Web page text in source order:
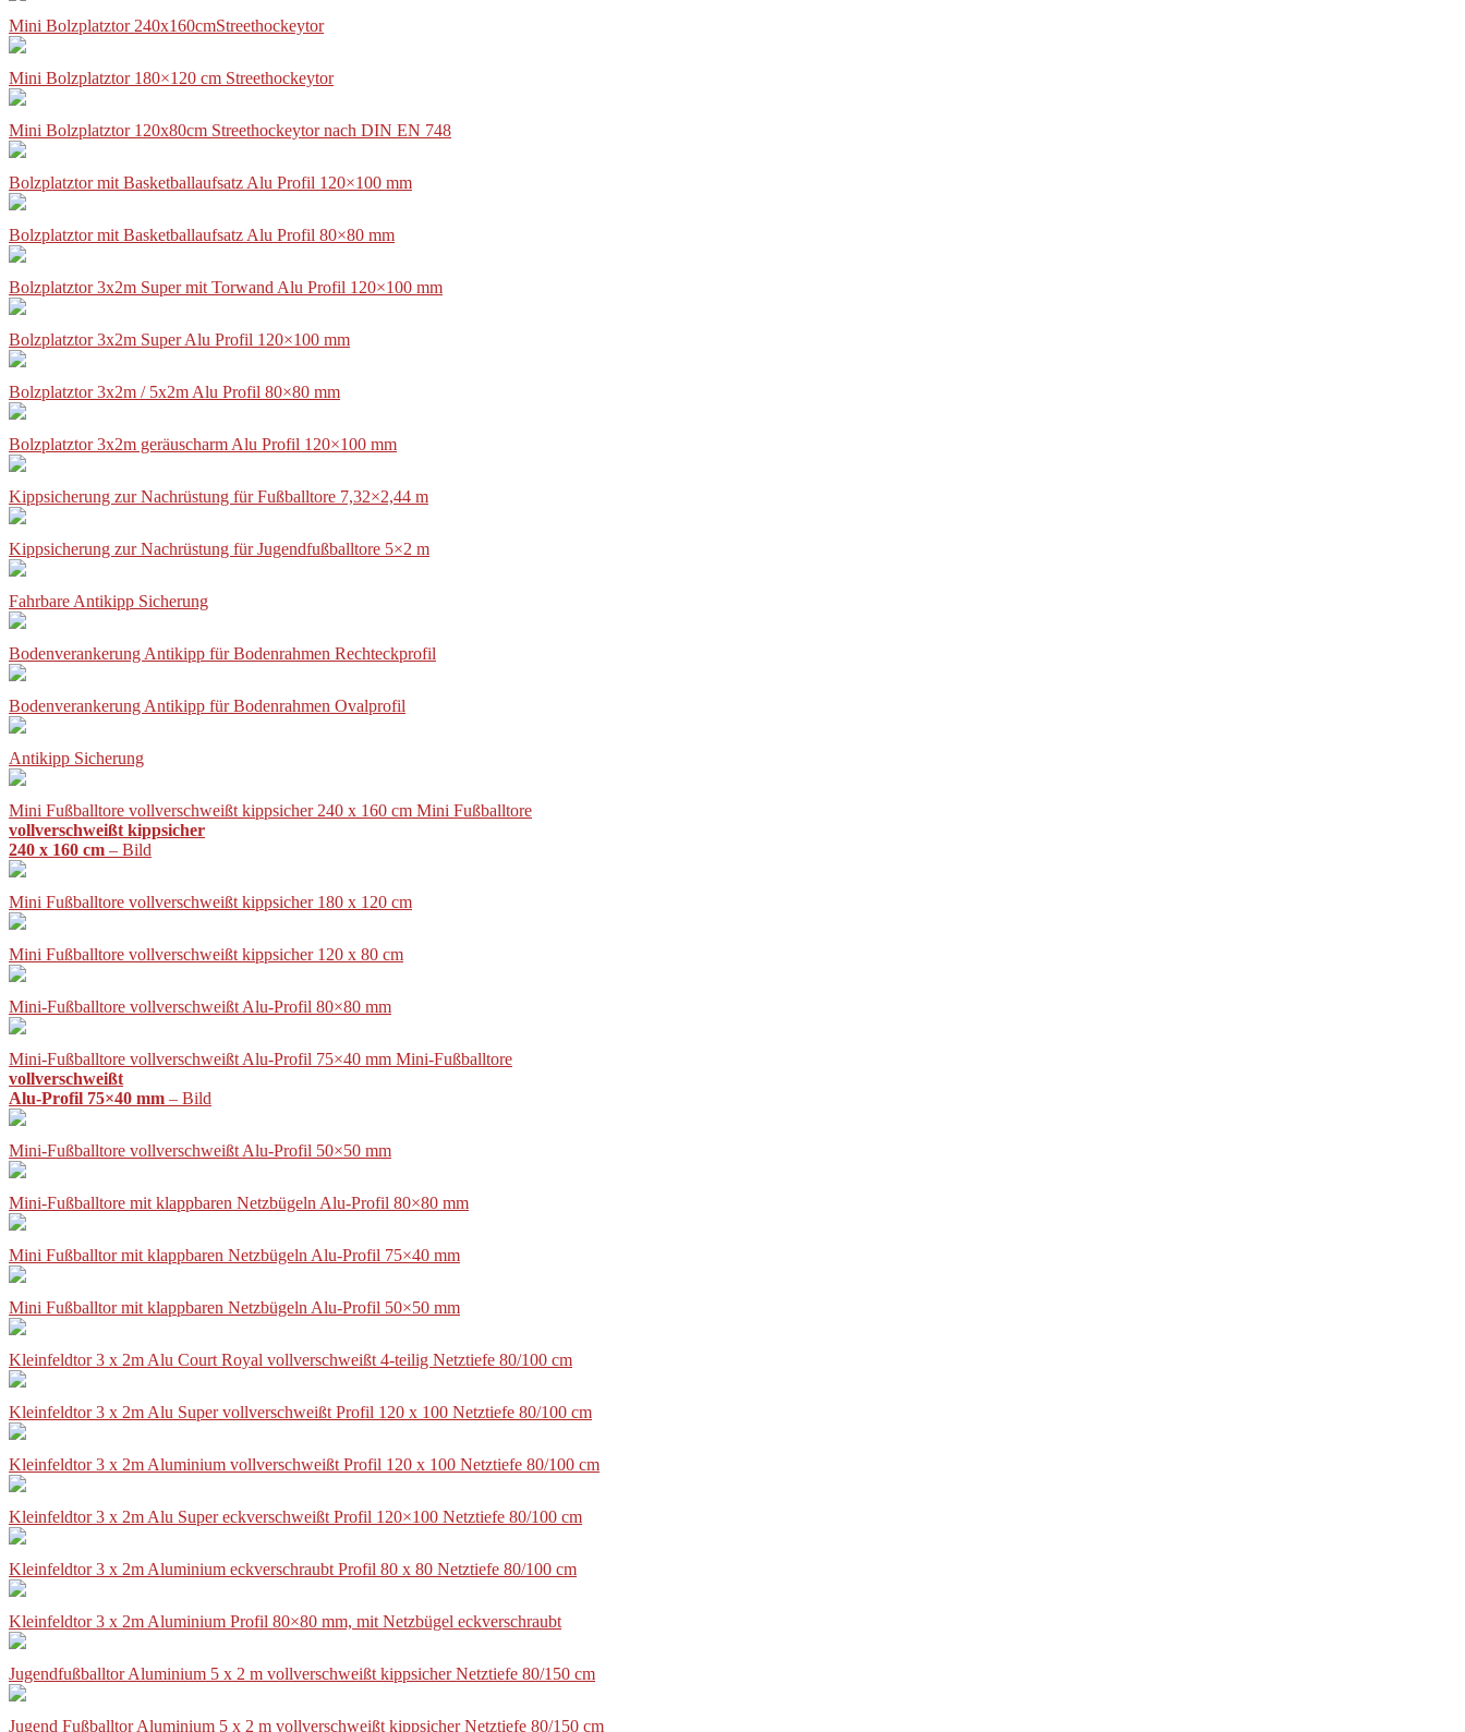
Mini Bolzplatztor 240x160cmStreethockeytor
Mini Bolzplatztor 180×120 cm Streethockeytor
Mini Bolzplatztor 120x80cm Streethockeytor nach DIN EN 748
Bolzplatztor mit Basketballaufsatz Alu Profil 120×100 mm
Bolzplatztor mit Basketballaufsatz Alu Profil 80×80 mm
Bolzplatztor 3x2m Super mit Torwand Alu Profil 120×100 mm
Bolzplatztor 3x2m Super Alu Profil 120×100 mm
Bolzplatztor 3x2m / 5x2m Alu Profil 80×80 mm
Bolzplatztor 3x2m geräuscharm Alu Profil 120×100 mm
Kippsicherung zur Nachrüstung für Fußballtore 7,32×2,44 m
Kippsicherung zur Nachrüstung für Jugendfußballtore 5×2 m
Fahrbare Antikipp Sicherung
Bodenverankerung Antikipp für Bodenrahmen Rechteckprofil
Bodenverankerung Antikipp für Bodenrahmen Ovalprofil
Antikipp Sicherung
Mini Fußballtore vollverschweißt kippsicher 240 x 160 cm Mini Fußballtore
vollverschweißt kippsicher
240 x 160 cm – Bild
Mini Fußballtore vollverschweißt kippsicher 180 x 120 cm
Mini Fußballtore vollverschweißt kippsicher 120 x 80 cm
Mini-Fußballtore vollverschweißt Alu-Profil 80×80 mm
Mini-Fußballtore vollverschweißt Alu-Profil 75×40 mm Mini-Fußballtore
vollverschweißt
Alu-Profil 75×40 mm – Bild
Mini-Fußballtore vollverschweißt Alu-Profil 50×50 mm
Mini-Fußballtore mit klappbaren Netzbügeln Alu-Profil 80×80 mm
Mini Fußballtor mit klappbaren Netzbügeln Alu-Profil 75×40 mm
Mini Fußballtor mit klappbaren Netzbügeln Alu-Profil 50×50 mm
Kleinfeldtor 3 x 2m Alu Court Royal vollverschweißt 4-teilig Netztiefe 80/100 cm
Kleinfeldtor 3 x 2m Alu Super vollverschweißt Profil 120 x 100 Netztiefe 80/100 cm
Kleinfeldtor 3 x 2m Aluminium vollverschweißt Profil 120 x 100 Netztiefe 80/100 cm
Kleinfeldtor 3 x 2m Alu Super eckverschweißt Profil 120×100 Netztiefe 80/100 cm
Kleinfeldtor 3 x 2m Aluminium eckverschraubt Profil 80 x 80 Netztiefe 80/100 cm
Kleinfeldtor 3 x 2m Aluminium Profil 80×80 mm, mit Netzbügel eckverschraubt
Jugendfußballtor Aluminium 5 x 2 m vollverschweißt kippsicher Netztiefe 80/150 cm
Jugend Fußballtor Aluminium 5 x 2 m vollverschweißt kippsicher Netztiefe 80/150 cm